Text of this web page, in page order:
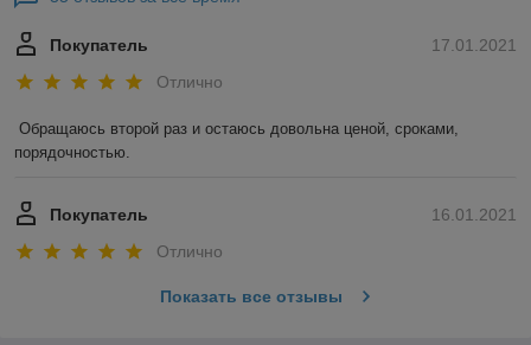
17.01.2021
Покупатель
Отлично
Обращаюсь второй раз и остаюсь довольна ценой, сроками,
порядочностью.
16.01.2021
Покупатель
Отлично
Показать все отзывы